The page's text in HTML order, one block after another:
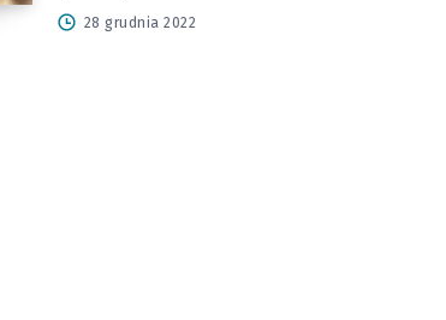
28 grudnia 2022